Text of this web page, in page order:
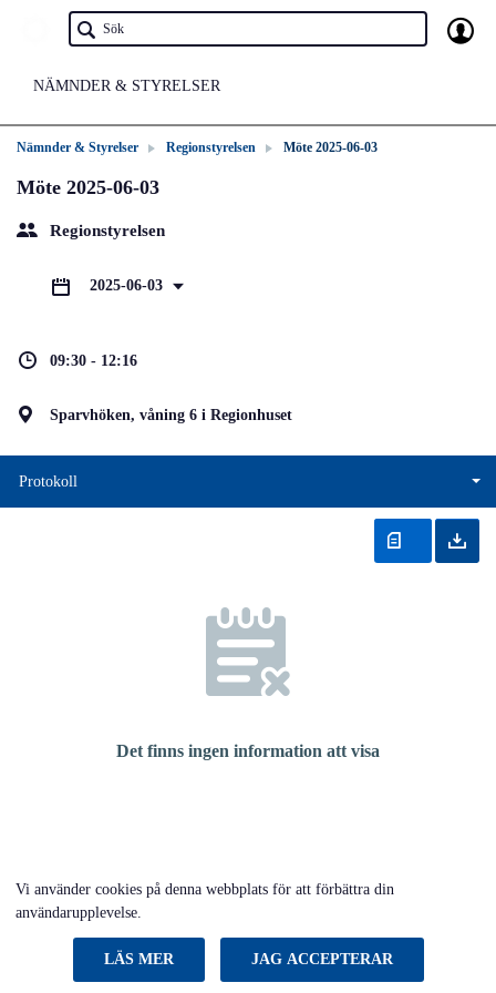
NÄMNDER & STYRELSER
Nämnder & Styrelser Regionstyrelsen Möte 2025-06-03
Möte 2025-06-03
Regionstyrelsen
2025-06-03
09:30 - 12:16
Sparvhöken, våning 6 i Regionhuset
Protokoll
Det finns ingen information att visa
Vi använder cookies på denna webbplats för att förbättra din
användarupplevelse.